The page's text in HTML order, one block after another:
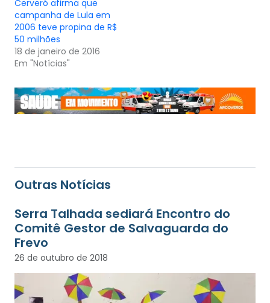
Cerveró afirma que
campanha de Lula em
2006 teve propina de R$
50 milhões
18 de janeiro de 2016
Em "Notícias"
Outras Notícias
Serra Talhada sediará Encontro do
Comitê Gestor de Salvaguarda do
Frevo
26 de outubro de 2018